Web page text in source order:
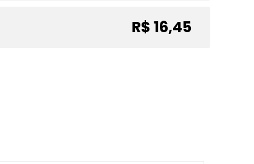
R$ 16,45